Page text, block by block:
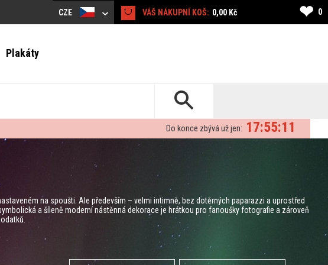
CZE VÁŠ NÁKUPNÍ KOŠ: 0,00 Kč ❤ 0
Plakáty
17:55:10
Do konce zbývá už jen:
na spoušti. Ale především – velmi intimně, bez dotěrných paparazzi a uprostřed
a šíleně moderní nástěnná dekorace je hrátkou pro fanoušky fotografie a zároveň